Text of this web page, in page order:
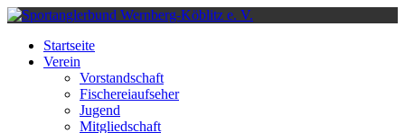
Startseite
Verein
Vorstandschaft
Fischereiaufseher
Jugend
Mitgliedschaft
Monat
Monat
Monat
Monat